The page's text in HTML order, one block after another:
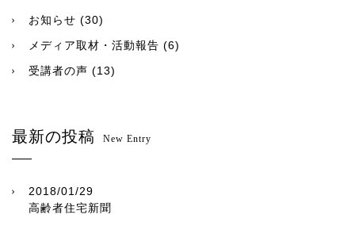
お知らせ (30)
メディア取材・活動報告 (6)
受講者の声 (13)
最新の投稿 New Entry
2018/01/29
高齢者住宅新聞